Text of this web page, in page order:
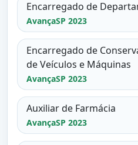
Encarregado de
AvançaSP 2023
Encarregado de
de Veículos e Máquinas
AvançaSP 2023
Auxiliar de Farmácia
AvançaSP 2023